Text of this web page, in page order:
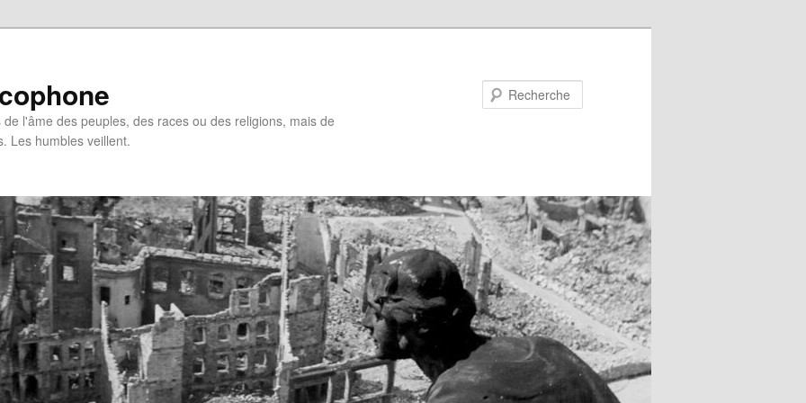
l'âme des peuples, des races ou des religions, mais de
Les humbles veillent.